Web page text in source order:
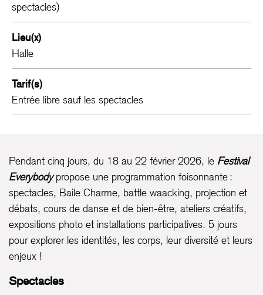
spectacles)
Lieu(x)
Halle
Tarif(s)
Entrée libre sauf les spectacles
Pendant cinq jours, du 18 au 22 février 2026, le Festival
Everybodypropose une programmation foisonnante :
spectacles, Baile Charme, battle waacking, projection et
débats, cours de danse et de bien-être, ateliers créatifs,
expositions photo et installations participatives. 5 jours
pour explorer les identités, les corps, leur diversité et leurs
enjeux !
Spectacles